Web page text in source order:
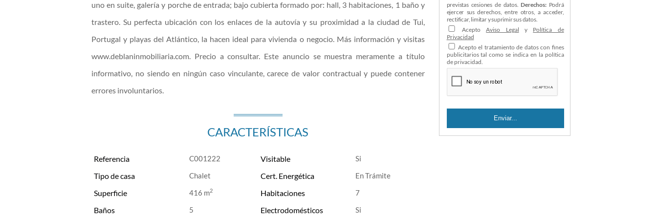
previstas cesiones de datos. Derechos:Podrá
ejercer sus derechos, entre otros, a acceder,
rectificar, limitar y suprimir sus datos.
AceptoAviso Legal y Política de
Privacidad
Acepto el tratamiento de datos con fines
publicitarios tal como se indica en la política
de privacidad.
uno en suite, galería y porche de entrada; bajo cubierta formado por: hall, 3 habitaciones, 1 baño y
trastero. Su perfecta ubicación con los enlaces de la autovía y su proximidad a la ciudad de Tui,
Portugal y playas del Atlántico, la hacen ideal para vivienda o negocio. Más información y visitas
www.deblaninmobiliaria.com. Precio a consultar. Este anuncio se muestra meramente a título
informativo, no siendo en ningún caso vinculante, carece de valor contractual y puede contener
errores involuntarios.
CARACTERÍSTICAS
Referencia C001222
Visitable
Tipo de casa
Chalet Cert. Energética En Trámite
Superficie 416 m2 Habitaciones 7
Baños 5
Electrodomésticos